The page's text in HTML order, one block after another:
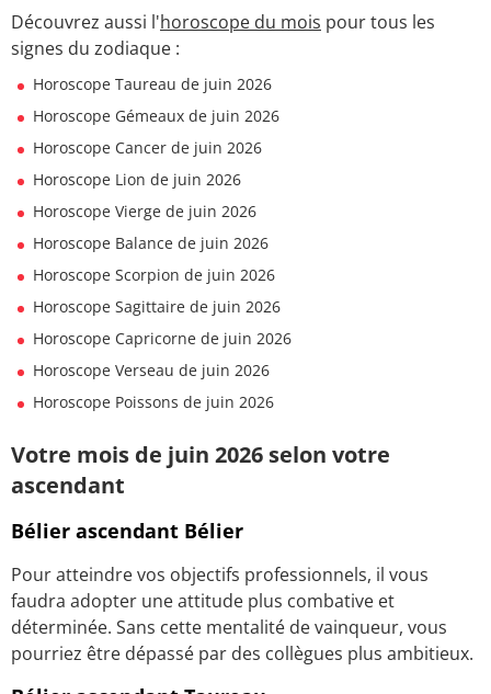
Découvrez aussi l'horoscope du mois pour tous les
signes du zodiaque :
Horoscope Taureau de juin 2026
Horoscope Gémeaux de juin 2026
Horoscope Cancer de juin 2026
Horoscope Lion de juin 2026
Horoscope Vierge de juin 2026
Horoscope Balance de juin 2026
Horoscope Scorpion de juin 2026
Horoscope Sagittaire de juin 2026
Horoscope Capricorne de juin 2026
Horoscope Verseau de juin 2026
Horoscope Poissons de juin 2026
Votre mois de juin 2026 selon votre
ascendant
Bélier ascendant Bélier
Pour atteindre vos objectifs professionnels, il vous
faudra adopter une attitude plus combative et
déterminée. Sans cette mentalité de vainqueur, vous
pourriez être dépassé par des collègues plus ambitieux.